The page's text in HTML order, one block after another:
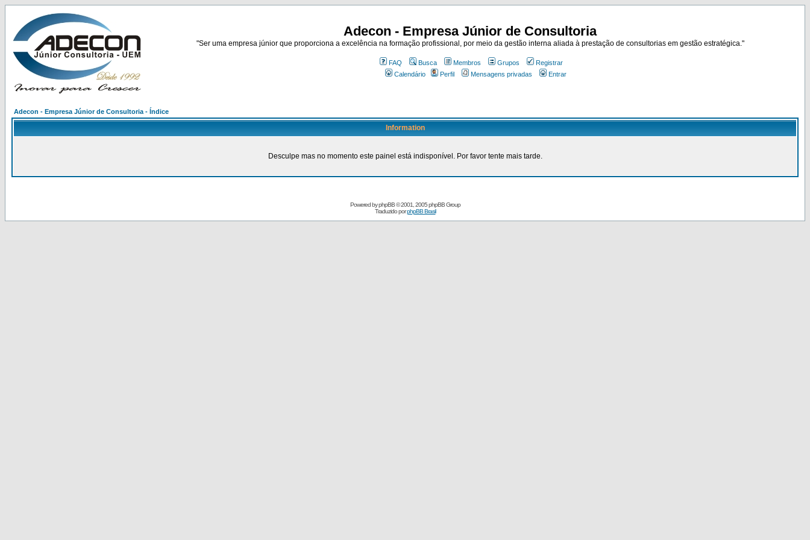
Adecon - Empresa Júnior de Consultoria
"Ser uma empresa júnior que proporciona a excelência na formação profissional, por meio da gestão interna aliada à prestação de consultorias em gestão estratégica."
FAQ Busca Membros Grupos
Registrar
Calendário
Perfil Mensagens privadas Entrar
Adecon - Empresa Júnior de Consultoria - Índice
Information
Desculpe mas no momento este painel está indisponível. Por favor tente mais tarde.
Powered byphpBB© 2001, 2005 phpBB Group
Traduzido porphpBB Brasil